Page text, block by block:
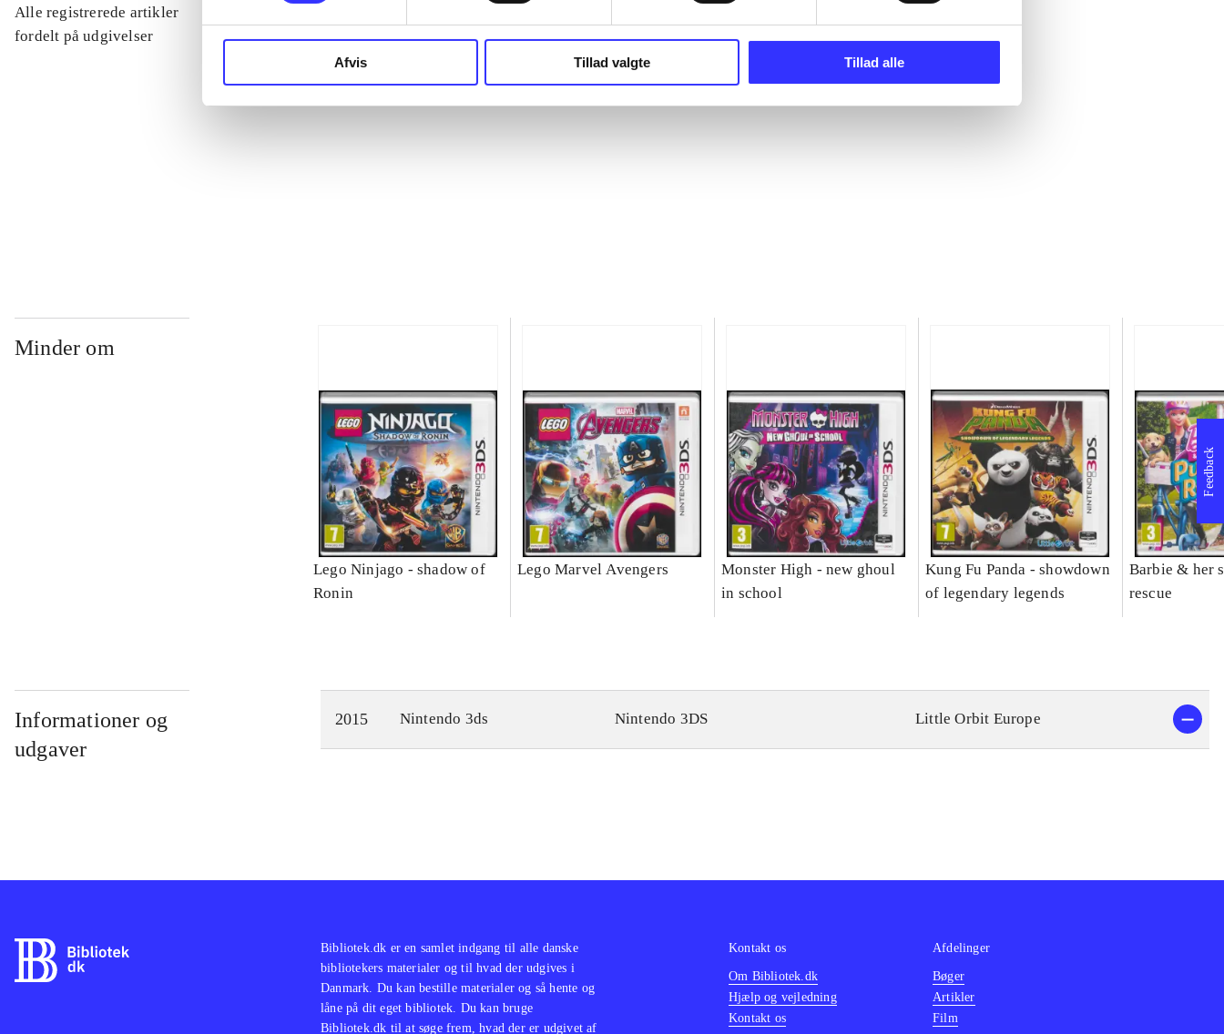
Afvis Tillad valgte Tillad alle
Alle registrerede artikler
fordelt på udgivelser
Minder om
Lego Ninjago - shadow of
Ronin
Lego Marvel Avengers
Monster High - new ghoul
in school
Kung Fu Panda - showdown
of legendary legends
Barbie & her
rescue
Informationer og
udgaver
2015 Nintendo 3ds Nintendo 3DS Little Orbit Europe
Feedback
Bibliotek.dk er en samlet indgang til alle danske
bibliotekers materialer og til hvad der udgives i
Danmark. Du kan bestille materialer og så hente og
låne på dit eget bibliotek. Du kan bruge
Bibliotek.dk til at søge frem, hvad der er udgivet af
Kontakt os
Om Bibliotek.dk
Hjælp og vejledning
Kontakt os
Afdelinger
Bøger
Artikler
Film